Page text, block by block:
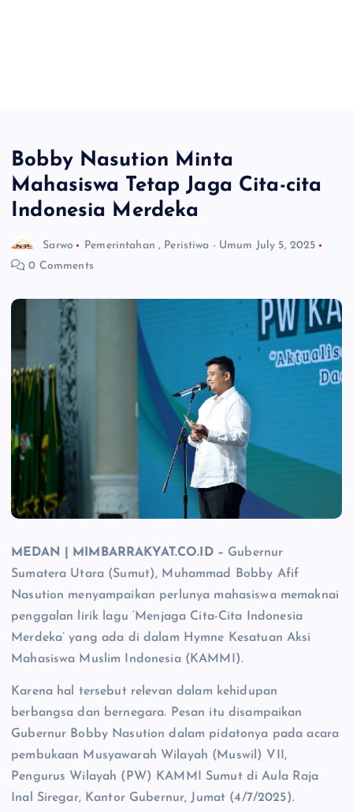
Bobby Nasution Minta
Mahasiswa Tetap Jaga Cita-cita
Indonesia Merdeka
Sarwo Pemerintahan , Peristiwa - Umum July 5, 2025
0 Comments
MEDAN | MIMBARRAKYAT.CO.ID – Gubernur
Sumatera Utara (Sumut), Muhammad Bobby Afif
Nasution menyampaikan perlunya mahasiswa memaknai
penggalan lirik lagu ‘Menjaga Cita-Cita Indonesia
Merdeka’ yang ada di dalam Hymne Kesatuan Aksi
Mahasiswa Muslim Indonesia (KAMMI).
Karena hal tersebut relevan dalam kehidupan
berbangsa dan bernegara. Pesan itu disampaikan
Gubernur Bobby Nasution dalam pidatonya pada acara
pembukaan Musyawarah Wilayah (Muswil) VII,
Pengurus Wilayah (PW) KAMMI Sumut di Aula Raja
Inal Siregar, Kantor Gubernur, Jumat (4/7/2025).